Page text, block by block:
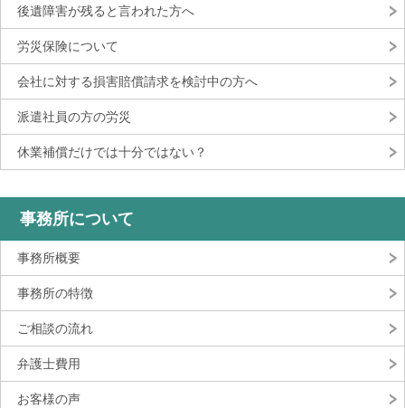
後遺障害が残ると言われた方へ
労災保険について
会社に対する損害賠償請求を検討中の方へ
派遣社員の方の労災
休業補償だけでは十分ではない？
事務所について
事務所概要
事務所の特徴
ご相談の流れ
弁護士費用
お客様の声